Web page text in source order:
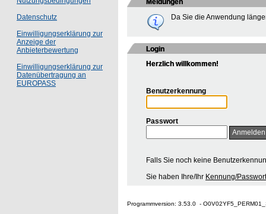
Datenschutz
Einwilligungserklärung zur
Anzeige der
Anbieterbewertung
Einwilligungserklärung zur
Datenübertragung an
EUROPASS
Meldungen
Da Sie die Anwendung
Login
Herzlich willkommen!
Benutzerkennung
Passwort
Falls Sie noch keine
Sie haben Ihre/Ihr Kennung/
Programmversion: 3.53.0 -